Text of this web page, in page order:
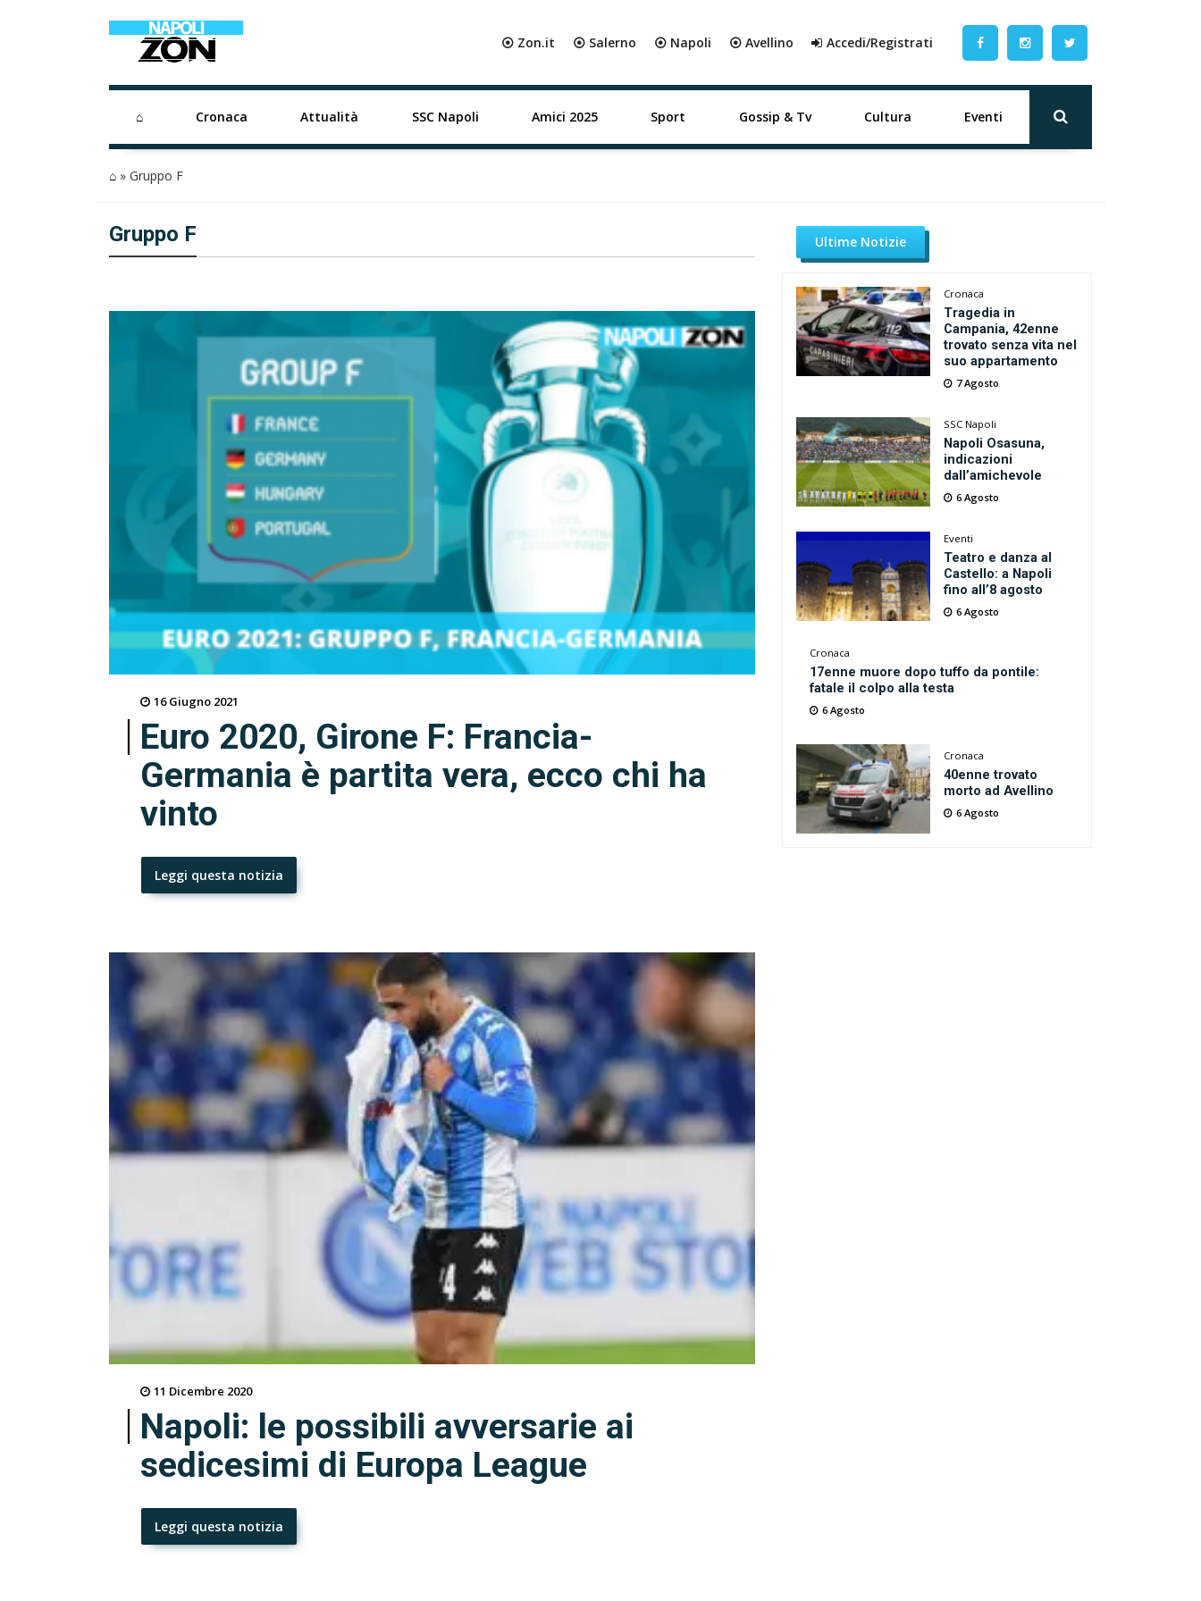
⦿ Zon.it ⦿ Salerno ⦿ Napoli ⦿ Avellino Accedi/Registrati
⌂ Cronaca Attualità SSC Napoli Amici 2025 Sport Gossip & Tv Cultura Eventi
⌂ » Gruppo F
Gruppo F
16 Giugno 2021
Euro 2020, Girone F: Francia-
Germania è partita vera, ecco chi ha
vinto
Leggi questa notizia
11 Dicembre 2020
Napoli: le possibili avversarie ai
sedicesimi di Europa League
Leggi questa notizia
Ultime Notizie
Cronaca
Tragedia in
Campania, 42enne
trovato senza vita nel
suo appartamento
7 Agosto
SSC Napoli
Napoli Osasuna,
indicazioni
dall’amichevole
6 Agosto
Eventi
Teatro e danza al
Castello: a Napoli
fino all’8 agosto
6 Agosto
Cronaca
17enne muore dopo tuffo da pontile:
fatale il colpo alla testa
6 Agosto
Cronaca
40enne trovato
morto ad Avellino
6 Agosto